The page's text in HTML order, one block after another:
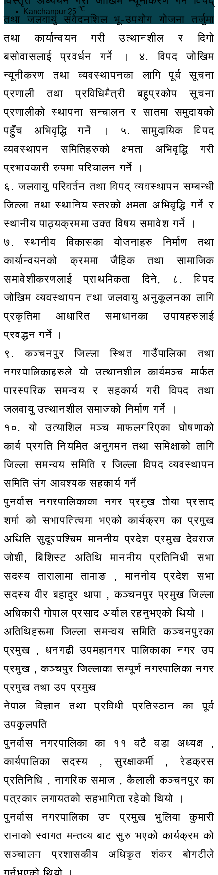
Kanchanpur 25 ℃
तथा जलवायु संवेदनशिल भू-उपयोग योजना तर्जुमा
तथा कार्यान्वयन गरी उत्थानशील र दिगो
बसोवासलाई प्रवर्धन गर्ने । ४. विपद जोखिम
न्यूनीकरण तथा व्यवस्थापनका लागि पूर्व सूचना
प्रणाली तथा प्रविधिमैत्री बहुप्रकोप सूचना
प्रणालीको स्थापना सन्चालन र सातमा समुदायको
पहुँच अभिवृद्धि गर्ने । ५. सामुदायिक विपद
व्यवस्थापन समितिहरुको क्षमता अभिवृद्धि गरी
प्रभावकारी रुपमा परिचालन गर्ने ।
६. जलवायु परिवर्तन तथा विपद् व्यवस्थापन सम्बन्धी
जिल्ला तथा स्थानिय स्तरको क्षमता अभिवृद्धि गर्ने र
स्थानीय पाठ्यक्रममा उक्त विषय समावेश गर्ने ।
७. स्थानीय विकासका योजनाहरु निर्माण तथा
कार्यान्वयनको क्रममा जैहिक तथा सामाजिक
समावेशीकरणलाई प्राथमिकता दिने, ८. विपद
जोखिम व्यवस्थापन तथा जलवायु अनुकूलनका लागि
प्रकृतिमा आधारित समाधानका उपायहरुलाई
प्रवद्धन गर्ने ।
९. कञ्चनपुर जिल्ला स्थित गाउँपालिका तथा
नगरपालिकाहरुले यो उत्थानशील कार्यमञ्च मार्फत
पारस्परिक समन्वय र सहकार्य गरी विपद तथा
जलवायु उत्थानशील समाजको निर्माण गर्ने ।
१०. यो उत्याशिल मञ्च माफलगरिएका घोषणाको
कार्य प्रगति नियमित अनुगमन तथा समिक्षाको लागि
जिल्ला समन्वय समिति र जिल्ला विपद व्यवस्थापन
समिति संग आवश्यक सहकार्य गर्ने ।
पुनर्वास नगरपालिकाका नगर प्रमुख तोया प्रसाद
शर्मा को सभापतित्वमा भएको कार्यक्रम का प्रमुख
अथिति सुदूरपश्चिम माननीय प्रदेश प्रमुख देवराज
जोशी, बिशिस्ट अतिथि माननीय प्रतिनिधी सभा
सदस्य तारालामा तामाङ , माननीय प्रदेश सभा
सदस्य वीर बहादुर थापा , कञ्चनपुर प्रमुख जिल्ला
अधिकारी गोपाल प्रसाद अर्याल रहनुभएको थियो ।
अतिथिहरूमा जिल्ला समन्वय समिति कञ्चनपुरका
प्रमुख , धनगढी उपमहानगर पालिकाका नगर उप
प्रमुख , कञ्चपुर जिल्लाका सम्पूर्ण नगरपालिका नगर
प्रमुख तथा उप प्रमुख
नेपाल विज्ञान तथा प्रविधी प्रतिस्ठान का पूर्व
उपकुलपति
पुनर्वास नगरपालिका का ११ वटै वडा अध्यक्ष ,
कार्यपालिका सदस्य , सुरक्षाकर्मी , रेडक्रस
प्रतिनिधि , नागरिक समाज , कैलाली कञ्चनपुर का
पत्रकार लगायतको सहभागिता रहेको थियो ।
पुनर्वास नगरपालिका उप प्रमुख भुलिया कुमारी
रानाको स्वागत मन्तव्य बाट सुरु भएको कार्यक्रम को
सञ्चालन प्रशासकीय अधिकृत शंकर बोगटीले